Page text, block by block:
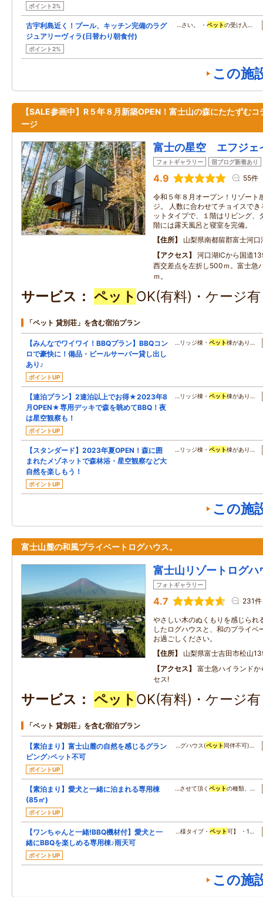
ポイント2%
古宇利島近く！プール、キッチン完備のラグ
ジュアリーヴィラ(日替わり朝食付)
ポイント2%
…さい。 ・ペットの受け入…
この施
【SALE参画中】R５年８月新築OPEN！富士山の森にたたずむコ
ージ
富士の星空 エフジェ
フォトギャラリー 宿ブログ新着あり
4.9 55件
令和５年８月オープン！リゾート
ジ。 人数に合わせてチョイスで
ットタイプで、１階はリビング、
階には露天風呂と寝室を完備。
住所
山梨県南都留郡富士河
アクセス
河口湖ICから国道
西交差点を左折し500ｍ。富士急
ｍ。
サービス ペット OK(有料)・ケージ
「ペット 貸別荘」を含む宿泊プラン
【みんなでワイワイ！BBQプラン】BBQコン
ロで豪快に！備品・ビールサーバー貸し出し
あり♪
ポイントUP
…リッジ棟・ ペット棟があり…
【連泊プラン】2連泊以上でお得★2023年8
月OPEN★専用デッキで森を眺めてBBQ！夜
は星空観察も！
ポイントUP
…リッジ棟・ ペット棟があり…
【スタンダード】2023年夏OPEN！森に囲
まれたメゾネットで森林浴・星空観察など大
自然を楽しもう！
ポイントUP
…リッジ棟・ ペット棟があり…
この施
富士山麓の和風プライベートログハウス。
富士山リゾートログ
フォトギャラリー
4.7 231件
やさしい木のぬくもりを感じられ
したログハウスと、和のプライベ
お過ごしください。
住所
山梨県富士吉田市松山
アクセス
富士急ハイランド
セス!
サービス ペット OK(有料)・ケージ
「ペット 貸別荘」を含む宿泊プラン
【素泊まり】富士山麓の自然を感じるグラン
ピング♪ペット不可
ポイントUP
…グハウス(ペット 同伴不可)…
【素泊まり】愛犬と一緒に泊まれる専用棟
(85㎡)
ポイントUP
…させて頂く ペットの種類、…
【ワンちゃんと一緒!BBQ機材付】愛犬と一
緒にBBQを楽しめる専用棟♪雨天可
ポイントUP
…様タイプ・ ペット可】 ・1…
この施